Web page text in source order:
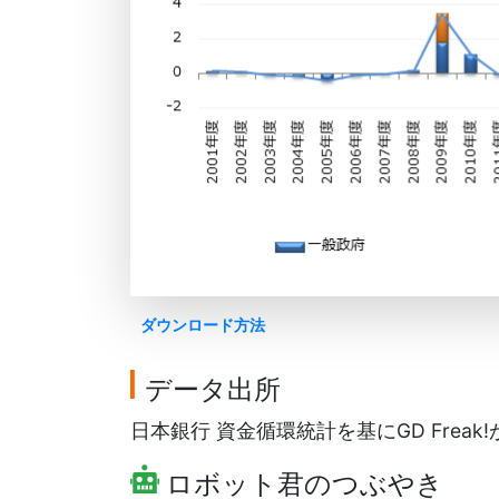
ダウンロード方法
データ出所
日本銀行 資金循環統計を基にGD Freak!
ロボット君のつぶやき